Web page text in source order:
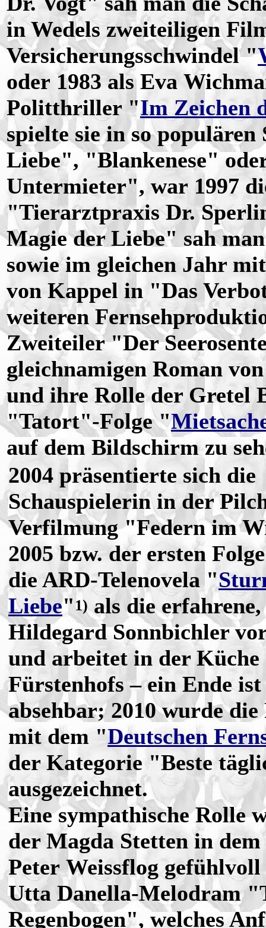
in Wedels zweiteiligen
Versicherungsschwindel "
oder 1983 als Eva
Politthriller "Im Zeichen
spielte sie in so
Liebe", "Blankenese"
Untermieter", war 1997
"Tierarztpraxis Dr.
Magie der Liebe" sah
sowie im gleichen Jahr
von Kappel in "Das
weiteren
Zweiteiler "Der
gleichnamigen Roman
und ihre Rolle der Gretel
"Tatort"-Folge "
auf dem Bildschirm zu
2004 präsentierte sich die
Schauspielerin in der
Verfilmung "Federn im
2005 bzw. der ersten
die ARD-Telenovela "
Liebe" 1)als die
Hildegard Sonnbichler
und arbeitet in der Küche
Fürstenhofs – ein Ende
absehbar; 2010 wurde
mit dem "Deutschen
der Kategorie "Beste
ausgezeichnet.
Eine sympathische Rolle
der Magda Stetten in dem
Peter Weissflog
Utta Danella-Melodram
Regenbogen", welches